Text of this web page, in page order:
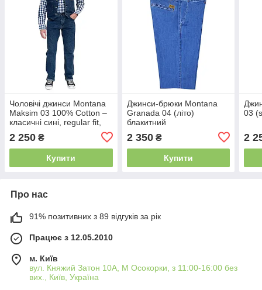
Чоловічі джинси Montana
Maksim 03 100% Cotton –
класичні сині, regular fit,
без блискавки на кишенях
2 250 ₴
Купити
Джинси-брюки Montana
Granada 04 (літо)
блакитний
2 350₴
Купити
03
2
Про нас
91% позитивних з 89 відгуків за рік
Працює з 12.05.2010
м. Київ
вул. Княжий Затон 10А, М Осокорки, з 11:00-16:00 без
вих., Київ, Україна